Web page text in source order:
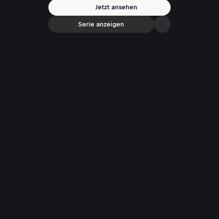
Jetzt ansehen
Serie anzeigen